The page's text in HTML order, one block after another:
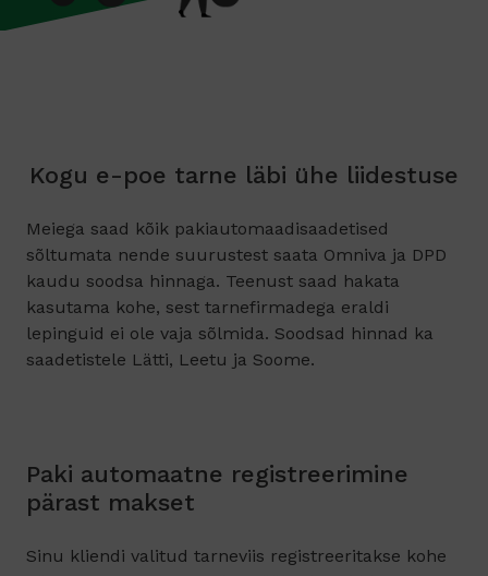
Kogu e-poe tarne läbi ühe liidestuse
Meiega saad kõik pakiautomaadisaadetised
sõltumata nende suurustest saata Omniva ja DPD
kaudu soodsa hinnaga. Teenust saad hakata
kasutama kohe, sest tarnefirmadega eraldi
lepinguid ei ole vaja sõlmida. Soodsad hinnad ka
saadetistele Lätti, Leetu ja Soome.
Paki automaatne registreerimine
pärast makset
Sinu kliendi valitud tarneviis registreeritakse kohe